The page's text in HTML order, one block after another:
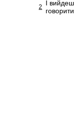
2
І